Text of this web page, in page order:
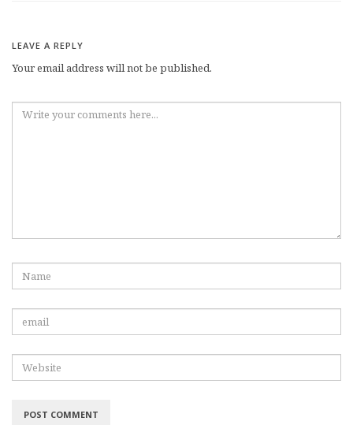
LEAVE A REPLY
Your email address will not be published.